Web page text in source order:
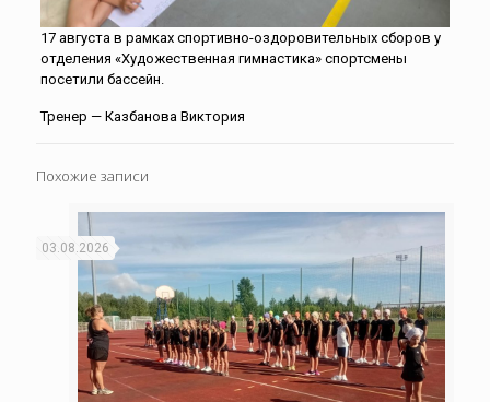
17 августа в рамках спортивно-оздоровительных сборов у
отделения «Художественная гимнастика» спортсмены
посетили бассейн.
Тренер — Казбанова Виктория
Похожие записи
03.08.2026